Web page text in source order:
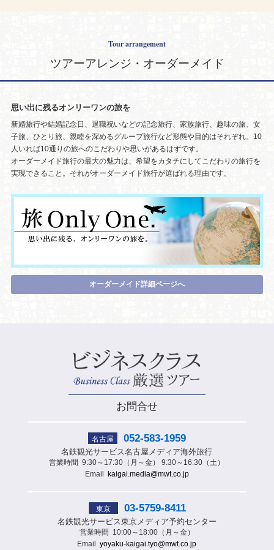
Tour arrangement
ツアーアレンジ・オーダーメイド
思い出に残るオンリーワンの旅を
新婚旅行や結婚記念日、退職祝いなどの記念旅行、家族旅行、趣味の旅、女
子旅、ひとり旅、親睦を深めるグループ旅行など形態や目的はそれぞれ。10
人いれば10通りの旅へのこだわりや思いがあるはずです。
オーダーメイド旅行の最大の魅力は、希望をカタチにしてこだわりの旅行を
実現できること。それがオーダーメイド旅行が選ばれる理由です。
オーダーメイド詳細ページへ
お問合せ
名古屋 052-583-1959
名鉄観光サービス名古屋メディア海外旅行
営業時間
9:30～17:30（月～金） 9:30～16:30（土）
Email
kaigai.media@mwt.co.jp
東京 03-5759-8411
名鉄観光サービス東京メディア予約センター
営業時間
10:00～18:00（月～金）
Email
yoyaku-kaigai.tyo@mwt.co.jp